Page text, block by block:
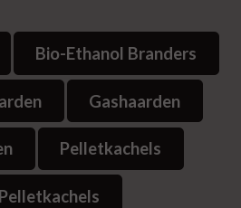
Bio-Ethanol Branders
Gashaarden
Pelletkachels